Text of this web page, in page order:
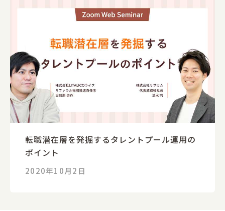
転職潜在層を発掘するタレントプール運用の
ポイント
2020年10月2日